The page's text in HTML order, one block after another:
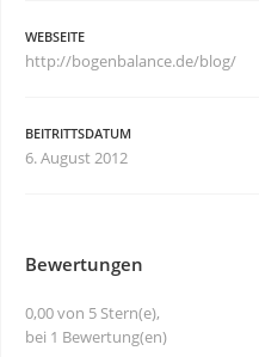
WEBSEITE
http://bogenbalance.de/blog/
BEITRITTSDATUM
6. August 2012
Bewertungen
0,00 von 5 Stern(e),
bei 1 Bewertung(en)